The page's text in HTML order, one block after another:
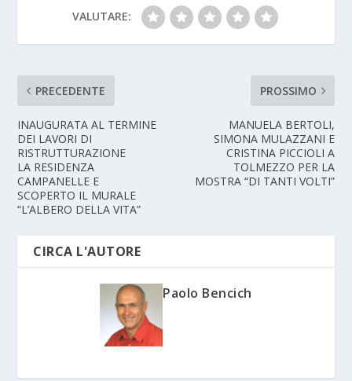
VALUTARE:
PRECEDENTE
INAUGURATA AL TERMINE
DEI LAVORI DI
RISTRUTTURAZIONE
LA RESIDENZA
CAMPANELLE E
SCOPERTO IL MURALE
“L’ALBERO DELLA VITA”
PROSSIMO
MANUELA BERTOLI,
SIMONA MULAZZANI E
CRISTINA PICCIOLI A
TOLMEZZO PER LA
MOSTRA “DI TANTI VOLTI”
CIRCA L'AUTORE
Paolo Bencich